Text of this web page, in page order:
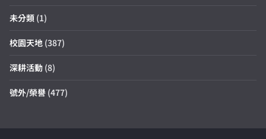
未分類 (1)
校園天地 (387)
深耕活動 (8)
號外/榮譽 (477)